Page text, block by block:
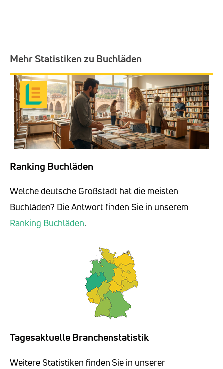
Mehr Statistiken zu Buchläden
Ranking Buchläden
Welche deutsche Großstadt hat die meisten
Buchläden? Die Antwort finden Sie in unserem
Ranking Buchläden.
Tagesaktuelle Branchenstatistik
Weitere Statistiken finden Sie in unserer